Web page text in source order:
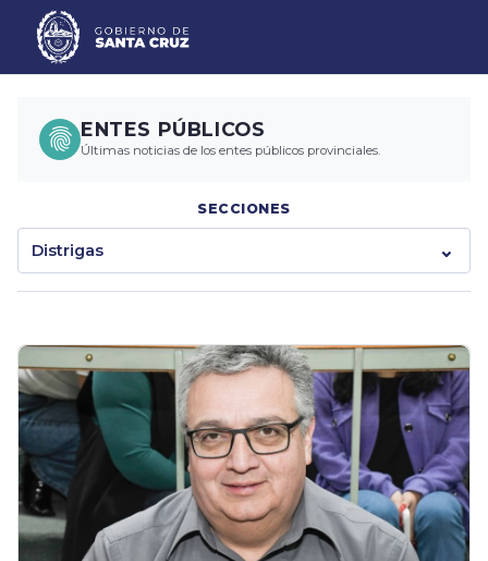
ENTES PÚBLICOS
Últimas noticias de los entes públicos provinciales.
SECCIONES
Distrigas